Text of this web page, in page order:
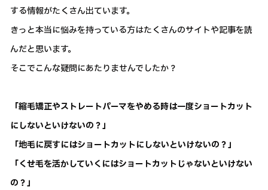
する情報がたくさん出ています。
きっと本当に悩みを持っている方はたくさんのサイトや記事を読
んだと思います。
そこでこんな疑問にあたりませんでしたか？
「縮毛矯正やストレートパーマをやめる時は一度ショートカット
にしないといけないの？」
「地毛に戻すにはショートカットにしないといけないの？」
「くせ毛を活かしていくにはショートカットじゃないといけない
の？」